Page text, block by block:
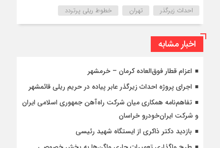
احداث زیرگذر تهران خطوط ریلی پرتردد
اخبار مشابه
اعزام قطار فوق‌العاده کرمان – خرمشهر
اجرای پروژه احداث زیرگذر عابر پیاده در حریم ریلی قائمشهر
تفاهم‌نامه همکاری میان شرکت راه‌آهن جمهوری اسلامی ایران
و شرکت ایران‌خودرو خراسان
بازدید دکتر ذاکری از ایستگاه شهید رئیسی